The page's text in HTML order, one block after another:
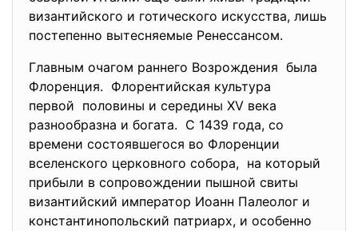
византийского и готического искусства, лишь
постепенно вытесняемые Ренессансом.
Главным очагом раннего Возрождения была
Флоренция. Флорентийская культура
первой половины и середины XV века
разнообразна и богата. С 1439 года, со
времени состоявшегося во Флоренции
вселенского церковного собора, на который
прибыли в сопровождении пышной свиты
византийский император Иоанн Палеолог и
константинопольский патриарх, и особенно